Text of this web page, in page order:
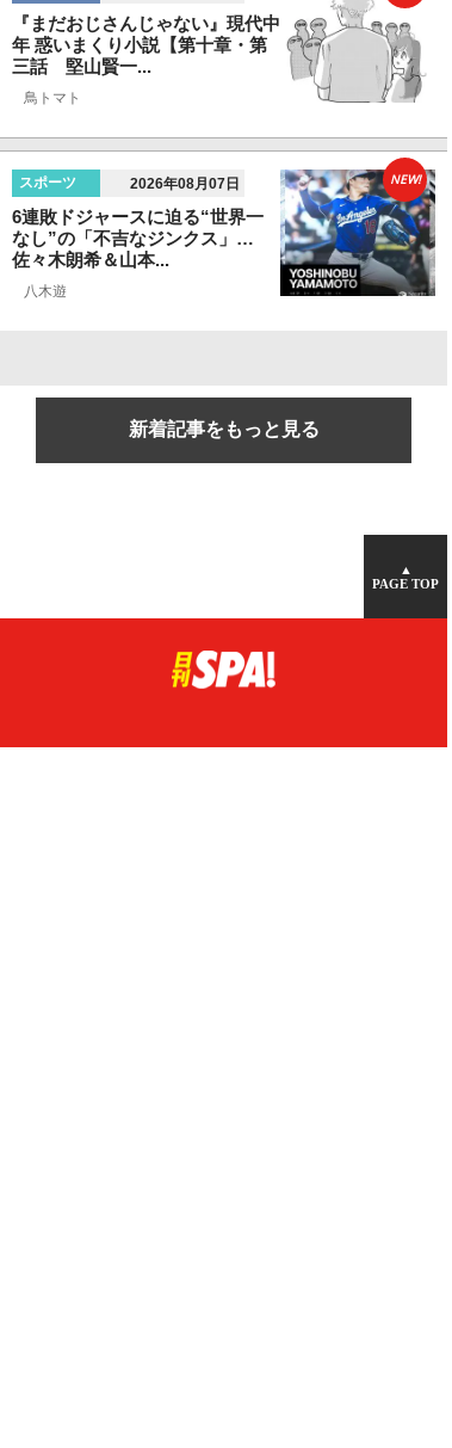
『まだおじさんじゃない』現代中
年 惑いまくり小説【第十章・第
三話 堅山賢一...
鳥トマト
スポーツ 2026年08月07日
6連敗ドジャースに迫る“世界一
なし”の「不吉なジンクス」…
佐々木朗希＆山本...
八木遊
NEW!
新着記事をもっと見る
▲
PAGE TOP